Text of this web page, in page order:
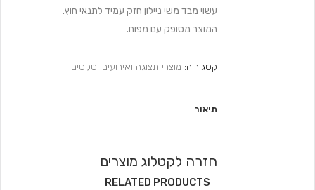
עשוי מבד משי ניילון חזק עמיד לתנאי חוץ.
המוצר מסופק עם מפוח.
קטגוריה: מוצרי תצוגה ואירועים וטקסים
תיאור
חזרה לקטלוג מוצרים
RELATED PRODUCTS